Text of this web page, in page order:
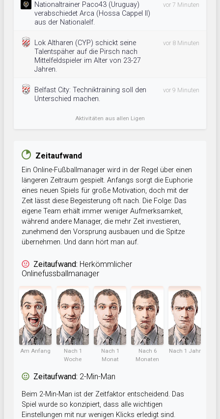
Nationaltrainer Paco43 (Uruguay)
verabschiedet Arca (Hossa Cappel II)
aus der Nationalelf.
vor 7 Minuten
Lok Altharen (CYP) schickt seine
Talentspäher auf die Pirsch nach
Mittelfeldspieler im Alter von 23-27
Jahren.
vor 8 Minuten
Belfast City: Techniktraining soll den
Unterschied machen.
vor 9 Minuten
Aktivitäten aus allen Ligen
Zeitaufwand
Ein Online-Fußballmanager wird in der Regel über einen
längeren Zeitraum gespielt. Anfangs sorgt die Euphorie
eines neuen Spiels für große Motivation, doch mit der
Zeit lässt diese Begeisterung oft nach. Die Folge: Das
eigene Team erhält immer weniger Aufmerksamkeit,
während andere Manager, die mehr Zeit investieren,
zunehmend den Vorsprung ausbauen und die Spitze
übernehmen. Und dann hört man auf.
Zeitaufwand: Herkömmlicher
Onlinefussballmanager
Am Anfang
Nach 1
Woche
Nach 1
Monat
Nach 6
Monaten
Nach 1 Jahr
Zeitaufwand: 2-Min-Man
Beim 2-Min-Man ist der Zeitfaktor entscheidend. Das
Spiel wurde so konzipiert, dass alle wichtigen
Einstellungen mit nur wenigen Klicks erledigt sind.